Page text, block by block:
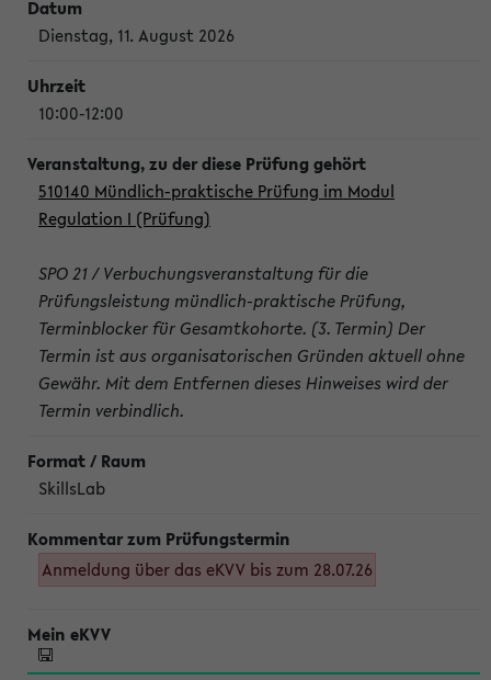
Dienstag, 11. August 2026
10:00-12:00
510140 Mündlich-praktische Prüfung im Modul
Regulation I (Prüfung)
SPO 21 / Verbuchungsveranstaltung für die
Prüfungsleistung mündlich-praktische Prüfung,
Terminblocker für Gesamtkohorte. (3. Termin) Der
Termin ist aus organisatorischen Gründen aktuell ohne
Gewähr. Mit dem Entfernen dieses Hinweises wird der
Termin verbindlich.
SkillsLab
Anmeldung über das eKVV bis zum 28.07.26